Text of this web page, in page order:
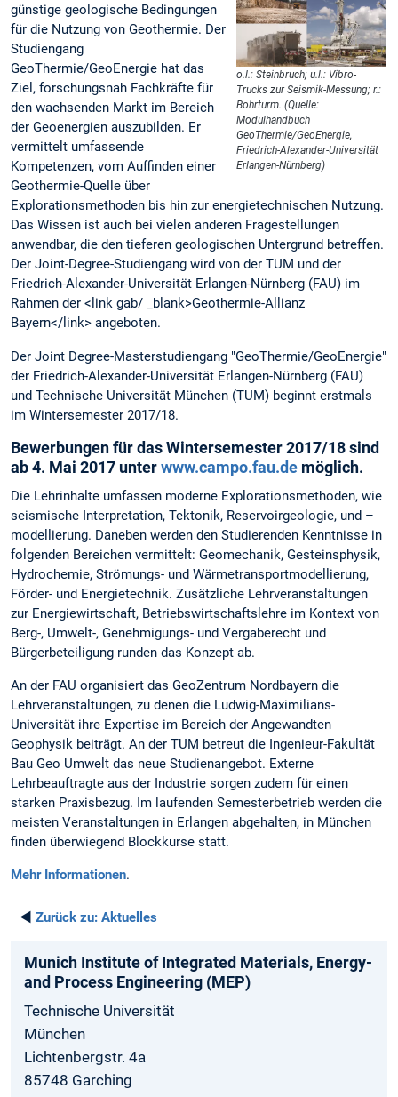
o.l.: Steinbruch; u.l.: Vibro-
Trucks zur Seismik-Messung; r.:
Bohrturm. (Quelle:
Modulhandbuch
GeoThermie/GeoEnergie,
Friedrich-Alexander-Universität
Erlangen-Nürnberg)
günstige geologische Bedingungen
für die Nutzung von Geothermie. Der
Studiengang
GeoThermie/GeoEnergie hat das
Ziel, forschungsnah Fachkräfte für
den wachsenden Markt im Bereich
der Geoenergien auszubilden. Er
vermittelt umfassende
Kompetenzen, vom Auffinden einer
Geothermie-Quelle über
Explorationsmethoden bis hin zur energietechnischen Nutzung.
Das Wissen ist auch bei vielen anderen Fragestellungen
anwendbar, die den tieferen geologischen Untergrund betreffen.
Der Joint-Degree-Studiengang wird von der TUM und der
Friedrich-Alexander-Universität Erlangen-Nürnberg (FAU) im
Rahmen der <link gab/ _blank>Geothermie-Allianz
Bayern</link> angeboten.
Der Joint Degree-Masterstudiengang "GeoThermie/GeoEnergie"
der Friedrich-Alexander-Universität Erlangen-Nürnberg (FAU)
und Technische Universität München (TUM) beginnt erstmals
im Wintersemester 2017/18.
Bewerbungen für das Wintersemester 2017/18 sind
ab 4. Mai 2017 unterwww.campo.fau.de möglich.
Die Lehrinhalte umfassen moderne Explorationsmethoden, wie
seismische Interpretation, Tektonik, Reservoirgeologie, und –
modellierung. Daneben werden den Studierenden Kenntnisse in
folgenden Bereichen vermittelt: Geomechanik, Gesteinsphysik,
Hydrochemie, Strömungs- und Wärmetransportmodellierung,
Förder- und Energietechnik. Zusätzliche Lehrveranstaltungen
zur Energiewirtschaft, Betriebswirtschaftslehre im Kontext von
Berg-, Umwelt-, Genehmigungs- und Vergaberecht und
Bürgerbeteiligung runden das Konzept ab.
An der FAU organisiert das GeoZentrum Nordbayern die
Lehrveranstaltungen, zu denen die Ludwig-Maximilians-
Universität ihre Expertise im Bereich der Angewandten
Geophysik beiträgt. An der TUM betreut die Ingenieur-Fakultät
Bau Geo Umwelt das neue Studienangebot. Externe
Lehrbeauftragte aus der Industrie sorgen zudem für einen
starken Praxisbezug. Im laufenden Semesterbetrieb werden die
meisten Veranstaltungen in Erlangen abgehalten, in München
finden überwiegend Blockkurse statt.
Mehr Informationen.
◄ Zurück zu: Aktuelles
Munich­ Institute­ of Integrated­ Materials­, Energy­
and­ Process­ Engineering­ (MEP)
Technische Universität
München
Lichtenbergstr. 4a
85748 Garching